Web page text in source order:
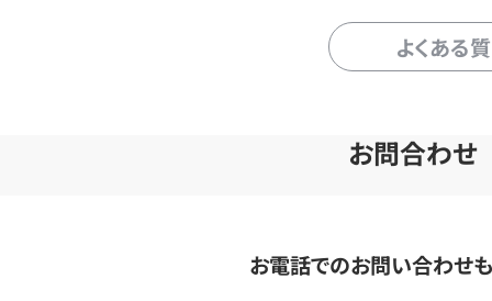
よくある
お問合わせ
お電話でのお問い合わせ